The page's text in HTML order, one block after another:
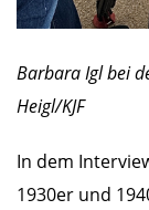
Barbara Igl bei
Heigl/KJF
In dem
1930er und